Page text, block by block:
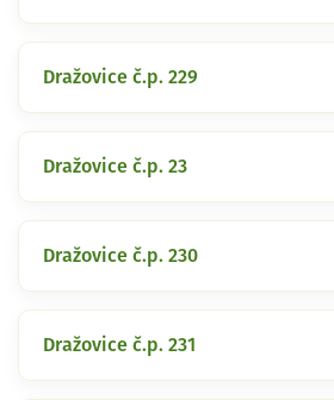
Dražovice č.p. 229
Dražovice č.p. 23
Dražovice č.p. 230
Dražovice č.p. 231